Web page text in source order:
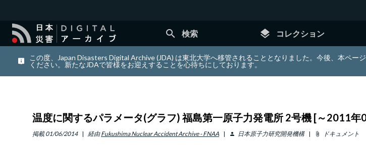
search 検索 layers コレクション
この度、Japan Disasters Digital Archive (JDA) は東北大学へ移管されることとなりました。今後、本ペ
ください。新たなJDAで皆様をお迎えすることを心待ちにしております。
温度に関するパラメータ(グラフ) 福島第一原子力発電所 2号機 [～2011
掲載 01/06/2014 経由 Fukushima Nuclear Accident Archive - FNAA person 日本原子力研究開発機構 attach_file ドキュメント